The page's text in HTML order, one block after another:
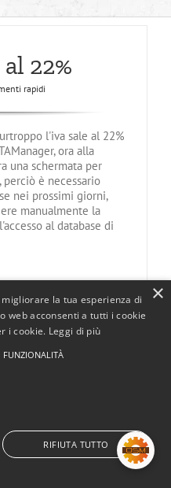
22%
rapidi
l'iva sale al 22%
ora alla
una schermata per
è necessario
nei prossimi giorni,
manualmente la
al database di
| REA PD - 437218 | Tutti i
proprietari |
×
la tua esperienza di
web acconsenti a tutti i cookie
i cookie. Leggi di più
FUNZIONALITÀ
RIFIUTA TUTTO